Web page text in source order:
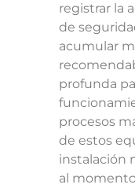
registrar la
de
acumular
profunda
procesos
de estos
instalación
al